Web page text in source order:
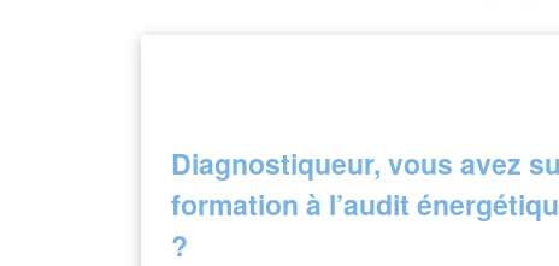
Diagnostiqueur, vous avez
formation à l’audit
?